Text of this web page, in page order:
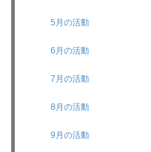
5月の活動
6月の活動
7月の活動
8月の活動
9月の活動